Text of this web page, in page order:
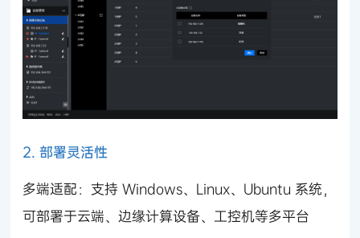
2. 部署灵活性
多端适配：支持 Windows、Linux、Ubuntu 系统，
可部署于云端、边缘计算设备、工控机等多平台